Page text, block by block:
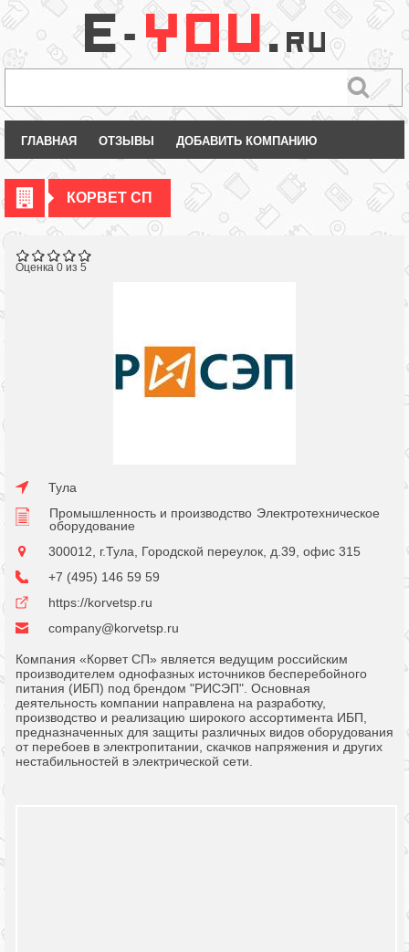
ГЛАВНАЯ ОТЗЫВЫ ДОБАВИТЬ КОМПАНИЮ
КОРВЕТ СП
Оценка 0 из 5
Тула
Промышленность и производство Электротехническое
оборудование
300012, г.Тула, Городской переулок, д.39, офис 315
+7 (495) 146 59 59
https://korvetsp.ru
company@korvetsp.ru
Компания «Корвет СП» является ведущим российским
производителем однофазных источников бесперебойного
питания (ИБП) под брендом "РИСЭП". Основная
деятельность компании направлена на разработку,
производство и реализацию широкого ассортимента ИБП,
предназначенных для защиты различных видов оборудования
от перебоев в электропитании, скачков напряжения и других
нестабильностей в электрической сети.